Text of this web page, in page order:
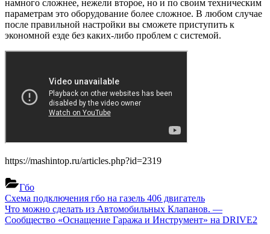
намного сложнее, нежели второе, но и по своим техническим
параметрам это оборудование более сложное. В любом случае
после правильной настройки вы сможете приступить к
экономной езде без каких-либо проблем с системой.
https://mashintop.ru/articles.php?id=2319
Гбо
Навигация
по
Previous
Post:
Схема подключения гбо на газель 406 двигатель
Next
Post:
Что можно сделать из Автомобильных Клапанов. —
Сообщество «Оснащение Гаража и Инструмент» на DRIVE2